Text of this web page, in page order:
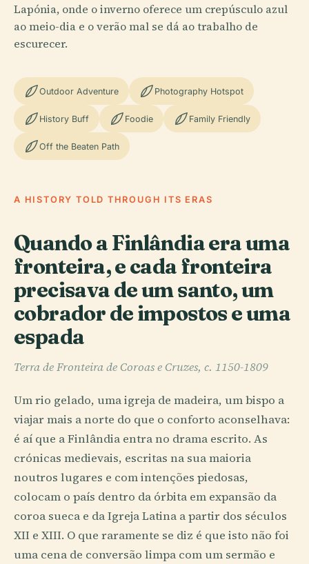
Lapónia, onde o inverno oferece um crepúsculo azul
ao meio-dia e o verão mal se dá ao trabalho de
escurecer.
Outdoor Adventure Photography Hotspot
History Buff Foodie Family Friendly
Off the Beaten Path
A HISTORY TOLD THROUGH ITS ERAS
Quando a Finlândia era uma
fronteira, e cada fronteira
precisava de um santo, um
cobrador de impostos e uma
espada
Terra de Fronteira de Coroas e Cruzes, c. 1150-1809
Um rio gelado, uma igreja de madeira, um bispo a
viajar mais a norte do que o conforto aconselhava:
é aí que a Finlândia entra no drama escrito. As
crónicas medievais, escritas na sua maioria
noutros lugares e com intenções piedosas,
colocam o país dentro da órbita em expansão da
coroa sueca e da Igreja Latina a partir dos séculos
XII e XIII. O que raramente se diz é que isto não foi
uma cena de conversão limpa com um sermão e